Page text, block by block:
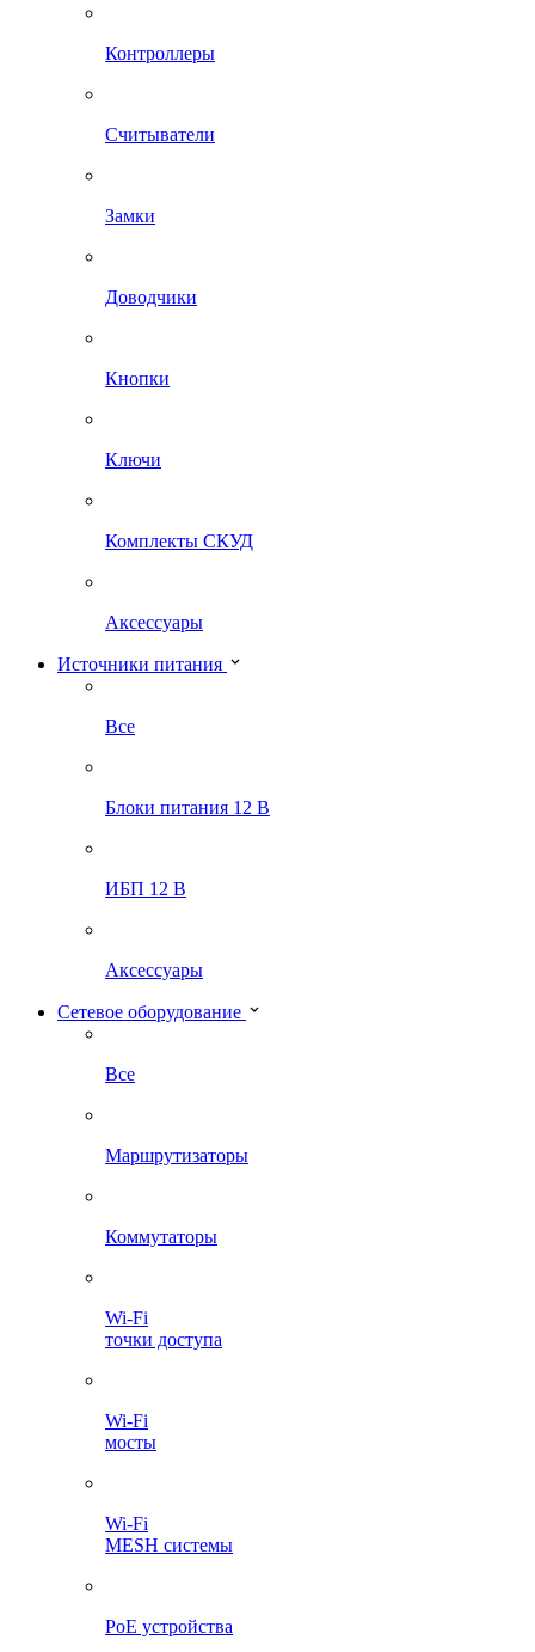
Контроллеры
Считыватели
Замки
Доводчики
Кнопки
Ключи
Комплекты СКУД
Аксессуары
Источники питания
Все
Блоки питания 12 В
ИБП 12 В
Аксессуары
Сетевое оборудование
Все
Маршрутизаторы
Коммутаторы
Wi-Fi
точки доступа
Wi-Fi
мосты
Wi-Fi
MESH системы
PoE устройства